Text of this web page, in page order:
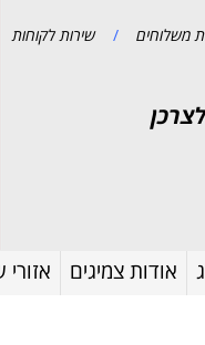
משלוחים / שירות לקוחות
אודות צמיגים אזורי